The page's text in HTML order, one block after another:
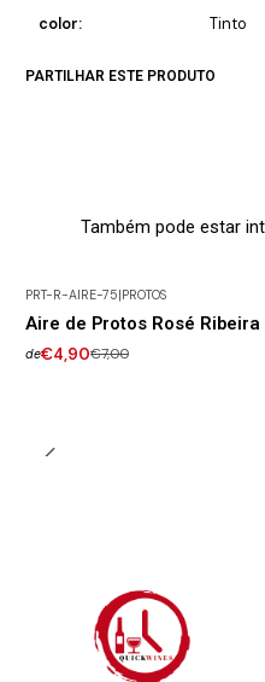
color: Tinto
PARTILHAR ESTE PRODUTO
Também pode estar
PRT-R-AIRE-75|PROTOS
Aire de Protos Rosé Ribeira
de€4,90€7,00